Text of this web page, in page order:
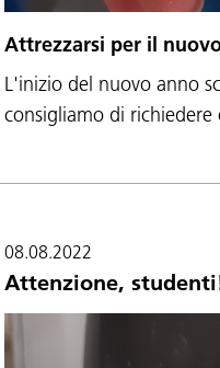
Attrezzarsi per il
L'inizio del nuovo anno
consigliamo di
08.08.2022
Attenzione,